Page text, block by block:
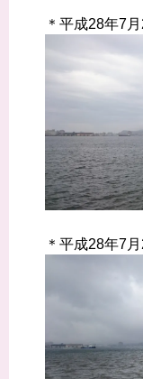
＊平成28年7月
＊平成28年7月